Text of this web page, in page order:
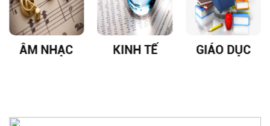
ÂM NHẠC KINH TẾ GIÁO DỤC